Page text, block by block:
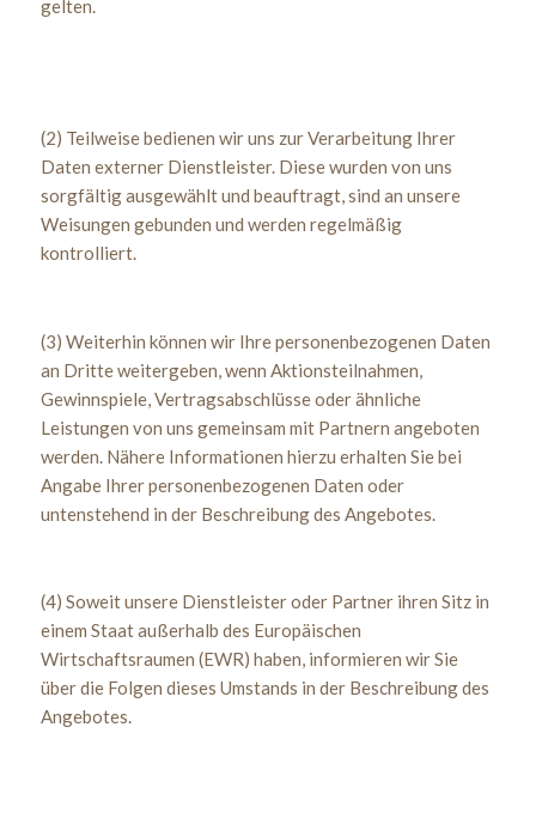
gelten.
(2) Teilweise bedienen wir uns zur Verarbeitung Ihrer
Daten externer Dienstleister. Diese wurden von uns
sorgfältig ausgewählt und beauftragt, sind an unsere
Weisungen gebunden und werden regelmäßig
kontrolliert.
(3) Weiterhin können wir Ihre personenbezogenen Daten
an Dritte weitergeben, wenn Aktionsteilnahmen,
Gewinnspiele, Vertragsabschlüsse oder ähnliche
Leistungen von uns gemeinsam mit Partnern angeboten
werden. Nähere Informationen hierzu erhalten Sie bei
Angabe Ihrer personenbezogenen Daten oder
untenstehend in der Beschreibung des Angebotes.
(4) Soweit unsere Dienstleister oder Partner ihren Sitz in
einem Staat außerhalb des Europäischen
Wirtschaftsraumen (EWR) haben, informieren wir Sie
über die Folgen dieses Umstands in der Beschreibung des
Angebotes.